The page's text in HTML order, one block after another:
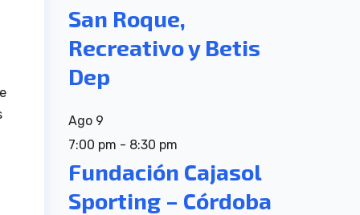
San Roque,
Recreativo y Betis
Dep
Ago 9
7:00 pm - 8:30 pm
Fundación Cajasol
Sporting – Córdoba